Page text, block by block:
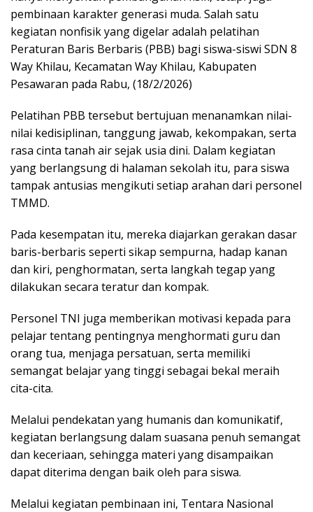
pembinaan karakter generasi muda. Salah satu
kegiatan nonfisik yang digelar adalah pelatihan
Peraturan Baris Berbaris (PBB) bagi siswa-siswi SDN 8
Way Khilau, Kecamatan Way Khilau, Kabupaten
Pesawaran pada Rabu, (18/2/2026)
Pelatihan PBB tersebut bertujuan menanamkan nilai-
nilai kedisiplinan, tanggung jawab, kekompakan, serta
rasa cinta tanah air sejak usia dini. Dalam kegiatan
yang berlangsung di halaman sekolah itu, para siswa
tampak antusias mengikuti setiap arahan dari personel
TMMD.
Pada kesempatan itu, mereka diajarkan gerakan dasar
baris-berbaris seperti sikap sempurna, hadap kanan
dan kiri, penghormatan, serta langkah tegap yang
dilakukan secara teratur dan kompak.
Personel TNI juga memberikan motivasi kepada para
pelajar tentang pentingnya menghormati guru dan
orang tua, menjaga persatuan, serta memiliki
semangat belajar yang tinggi sebagai bekal meraih
cita-cita.
Melalui pendekatan yang humanis dan komunikatif,
kegiatan berlangsung dalam suasana penuh semangat
dan keceriaan, sehingga materi yang disampaikan
dapat diterima dengan baik oleh para siswa.
Melalui kegiatan pembinaan ini, Tentara Nasional